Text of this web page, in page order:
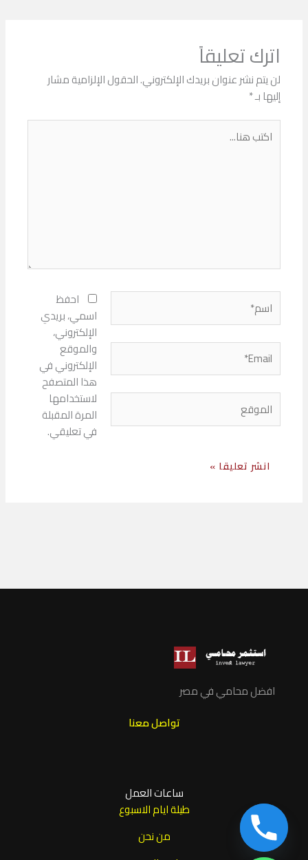
اترك تعليقاً
لن يتم نشر عنوان بريدك الإلكتروني.الحقول الإلزامية مشار
إليها بـ*
اكتب
هنا...
اسم*
Email*
الموقع
احفظ
اسمي، بريدي
الإلكتروني،
والموقع
الإلكتروني في
هذا المتصفح
لاستخدامها
المرة المقبلة
في تعليقي.
افضل محامي في مصر
تواصل معنا
ساعات العمل
طيلة ايام الاسبوع
من نحن